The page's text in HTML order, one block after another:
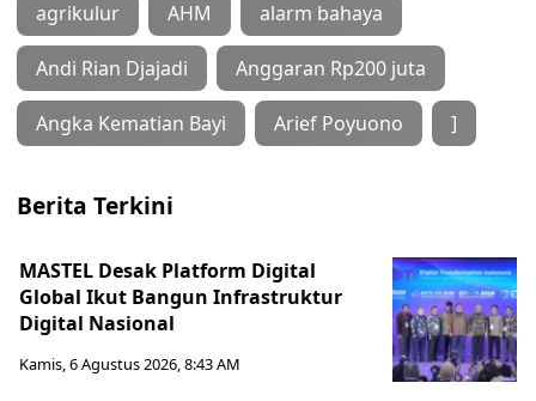
agrikulur AHM alarm bahaya
Andi Rian Djajadi Anggaran Rp200 juta
Angka Kematian Bayi Arief Poyuono ]
Berita Terkini
MASTEL Desak Platform Digital
Global Ikut Bangun Infrastruktur
Digital Nasional
Kamis, 6 Agustus 2026, 8:43 AM